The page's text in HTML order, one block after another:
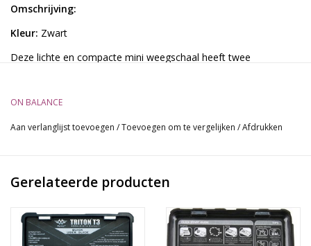
Omschrijving:
Kleur: Zwart
Deze lichte en compacte mini weegschaal heeft twee
automatische uitschakeling. De cijfers zijn duidelijk zichtbaar op
een witte achtergrond met achtergrondverlichting.
Accuraat tot: 0.01 grams.
Functie: Tare.
Afmeting: 8,9x6x2mm
ON BALANCE
Aan verlanglijst toevoegen /Toevoegen om te vergelijken /Afdrukken
Gerelateerde producten